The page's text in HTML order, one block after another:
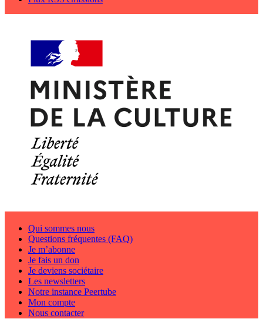
Qui sommes nous
Questions fréquentes (FAQ)
Je m’abonne
Je fais un don
Je deviens sociétaire
Les newsletters
Notre instance Peertube
Mon compte
Nous contacter